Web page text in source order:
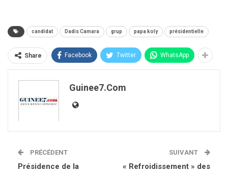
candidat Dadis Camara grup papa koly présidentielle
Share Facebook Twitter WhatsApp
Guinee7.com
PRÉCÉDENT
Présidence de la
SUIVANT
« Refroidissement » des